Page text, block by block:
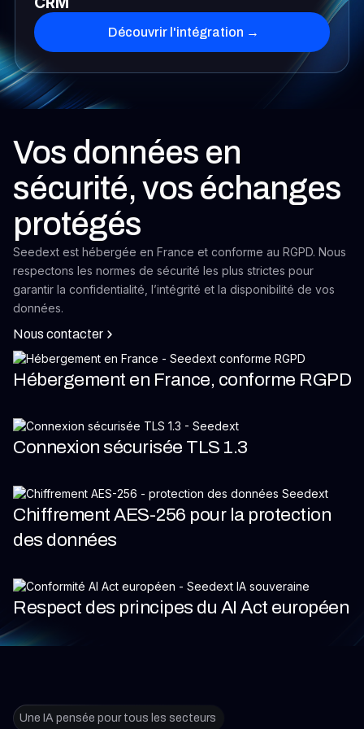
Découvrir l'intégration →
Vos données en
sécurité, vos échanges
protégés
Seedext est hébergée en France et conforme au RGPD. Nous
respectons les normes de sécurité les plus strictes pour
garantir la confidentialité, l’intégrité et la disponibilité de vos
données.
Nous contacter
Hébergement en France, conforme RGPD
Connexion sécurisée TLS 1.3
Chiffrement AES-256 pour la protection
des données
Respect des principes du AI Act européen
Une IA pensée pour tous les secteurs